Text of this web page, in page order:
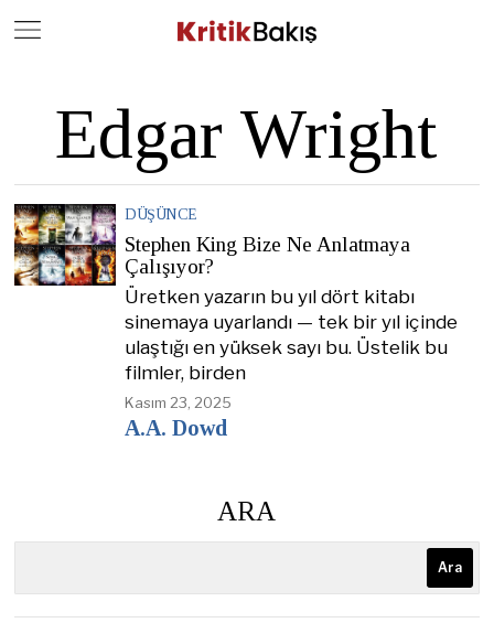
Edgar Wright
DÜŞÜNCE
Stephen King Bize Ne Anlatmaya
Çalışıyor?
Üretken yazarın bu yıl dört kitabı
sinemaya uyarlandı — tek bir yıl içinde
ulaştığı en yüksek sayı bu. Üstelik bu
filmler, birden
Kasım 23, 2025
A.A. Dowd
ARA
Ara